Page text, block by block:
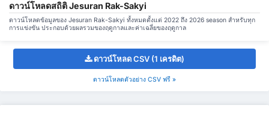
ดาวน์โหลดสถิติ Jesuran Rak-Sakyi
ดาวน์โหลดข้อมูลของ Jesuran Rak-Sakyi ทั้งหมดตั้งแต่ 2022 ถึง 2026 season สำหรับทุก
การแข่งขัน ประกอบด้วยผลรวมของฤดูกาลและค่าเฉลี่ยของฤดูกาล
ดาวน์โหลด CSV (1 เครดิต)
ดาวน์โหลดตัวอย่าง CSV ฟรี »